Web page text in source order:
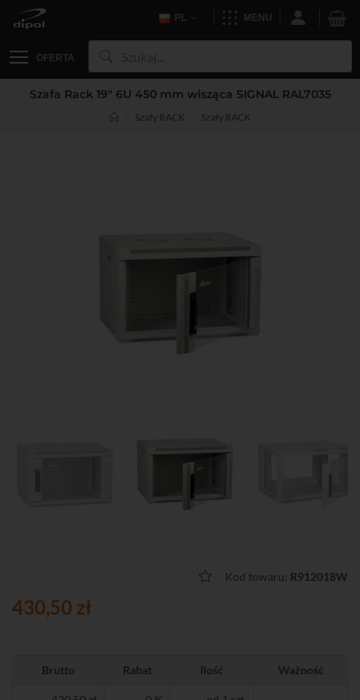
PL MENU
OFERTA
Szafa Rack 19" 6U 450 mm wisząca SIGNAL RAL7035
Szafy RACK Szafy RACK
Kod towaru: R912018W
430,50 zł
Brutto Rabat Ilość Ważność